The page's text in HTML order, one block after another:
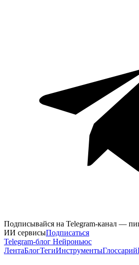
Подписывайся на Telegram-канал —
ИИ сервисыПодписаться
Telegram-блог Нейроньюс
ЛентаБлогТегиИнструментыГлоссарий